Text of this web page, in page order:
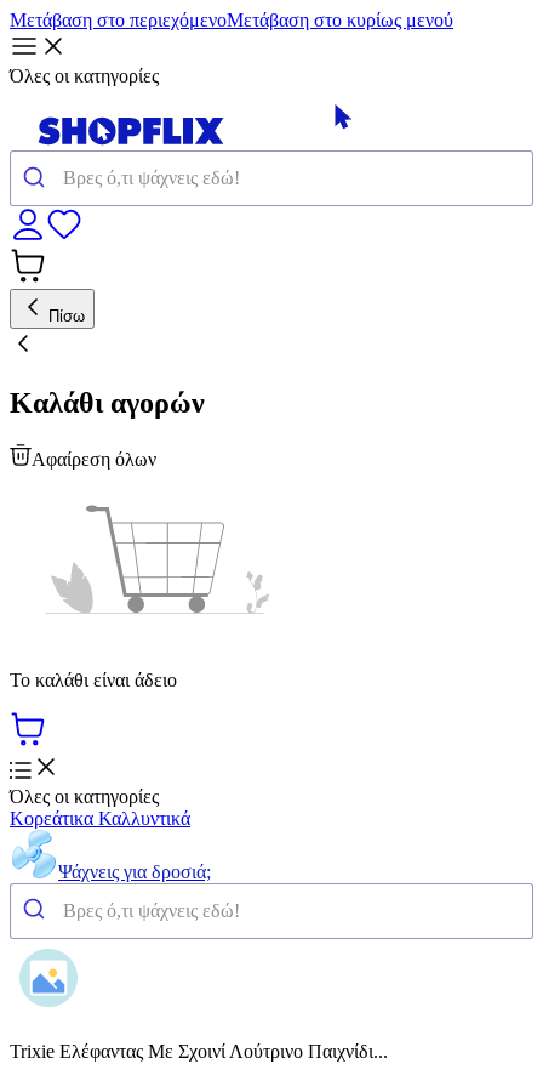
Μετάβαση στο περιεχόμενοΜετάβαση στο κυρίως μενού
Όλες οι κατηγορίες
Πίσω
Καλάθι αγορών
Αφαίρεση όλων
Το καλάθι είναι άδειο
Όλες οι κατηγορίες
Κορεάτικα Καλλυντικά
Ψάχνεις για δροσιά;
Trixie Ελέφαντας Με Σχοινί Λούτρινο Παιχνίδι...